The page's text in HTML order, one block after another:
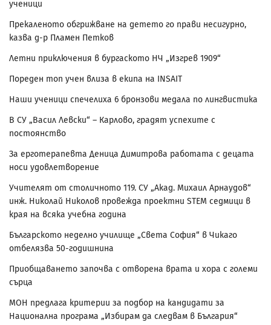
ученици
Прекаленото обгрижване на детето го прави несигурно,
казва д-р Пламен Петков
Летни приключения в бургаското НЧ „Изгрев 1909“
Пореден топ учен влиза в екипа на INSAIT
Наши ученици спечелиха 6 бронзови медала по лингвистика
В СУ „Васил Левски“ – Карлово, градят успехите с
постоянство
За ерготерапевта Деница Димитрова работата с децата
носи удовлетворение
Учителят от столичното 119. СУ „Акад. Михаил Арнаудов“
инж. Николай Николов провежда проектни STEM седмици в
края на всяка учебна година
Българското неделно училище „Света София“ в Чикаго
отбелязва 50-годишнина
Приобщаването започва с отворена врата и хора с големи
сърца
МОН предлага критерии за подбор на кандидати за
Национална програма „Избирам да следвам в България“